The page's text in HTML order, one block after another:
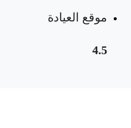
موقع العيادة
4.5